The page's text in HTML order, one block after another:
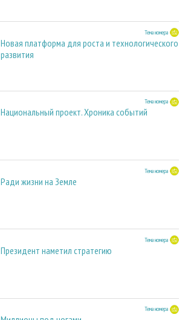
Тема номера
Новая платформа для роста и технологического
развития
Тема номера
Национальный проект. Хроника событий
Тема номера
Ради жизни на Земле
Тема номера
Президент наметил стратегию
Тема номера